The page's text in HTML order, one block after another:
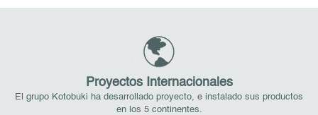
Proyectos Internacionales
El grupo Kotobuki ha desarrollado proyecto, e instalado sus productos
en los 5 continentes.